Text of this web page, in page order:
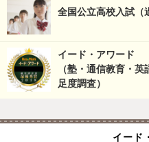
全国公立高校入試（
イード・アワード
（塾・通信教育・
足度調査）
イード